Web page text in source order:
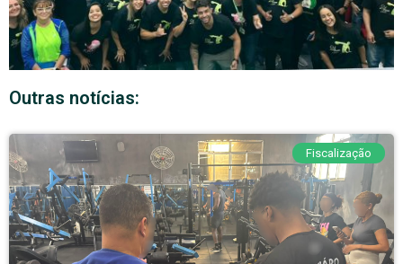
Outras notícias:
Fiscalização